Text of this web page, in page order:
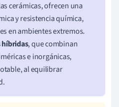
cerámicas, ofrecen una
y resistencia química,
en ambientes extremos.
, que combinan
e inorgánicas,
al equilibrar